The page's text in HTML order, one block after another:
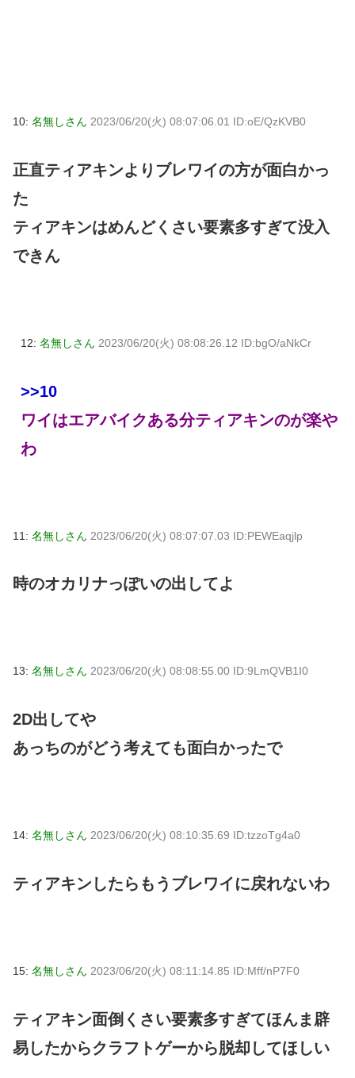
10: 名無しさん 2023/06/20(火) 08:07:06.01 ID:oE/QzKVB0
正直ティアキンよりブレワイの方が面白かっ
た
ティアキンはめんどくさい要素多すぎて没入
できん
12: 名無しさん 2023/06/20(火) 08:08:26.12 ID:bgO/aNkCr
>>10
ワイはエアバイクある分ティアキンのが楽や
わ
11: 名無しさん 2023/06/20(火) 08:07:07.03 ID:PEWEaqjlp
時のオカリナっぽいの出してよ
13: 名無しさん 2023/06/20(火) 08:08:55.00 ID:9LmQVB1I0
2D出してや
あっちのがどう考えても面白かったで
14: 名無しさん 2023/06/20(火) 08:10:35.69 ID:tzzoTg4a0
ティアキンしたらもうブレワイに戻れないわ
15: 名無しさん 2023/06/20(火) 08:11:14.85 ID:Mff/nP7F0
ティアキン面倒くさい要素多すぎてほんま辟
易したからクラフトゲーから脱却してほしい